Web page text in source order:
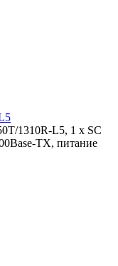
1310R-L5, 1 x SC
TX, питание